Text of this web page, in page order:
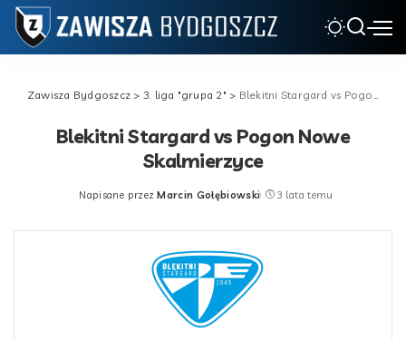
Zawisza Bydgoszcz > 3. liga "grupa 2" > Blekitni Stargard vs Pogon Nowe Skalmierzyce
Blekitni Stargard vs Pogon Nowe
Skalmierzyce
Posted
Napisane przez Marcin Gołębiowski 3 lata temu